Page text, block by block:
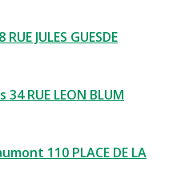
JULES GUESDE
RUE LEON BLUM
110 PLACE DE LA